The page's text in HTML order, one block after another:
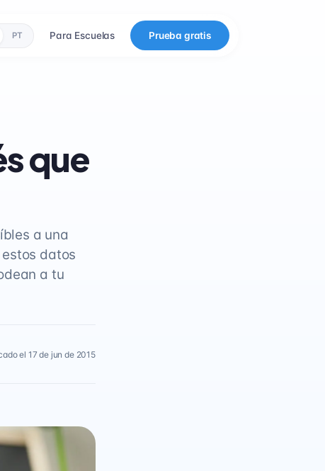
PT Para Escuelas Prueba gratis
que
a una
datos
a tu
el 17 de jun de 2015